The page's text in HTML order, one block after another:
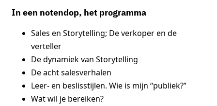
In een notendop, het programma
Sales en Storytelling; De verkoper en de
verteller
De dynamiek van Storytelling
De acht salesverhalen
Leer- en beslisstijlen. Wie is mijn “publiek?”
Wat wil je bereiken?